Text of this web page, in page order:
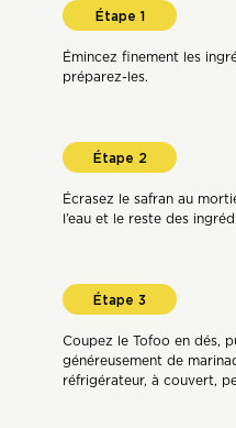
Émincez finement les
préparez-les.
Écrasez le safran au
l’eau et le reste des
Coupez le Tofoo en dés,
généreusement de
réfrigérateur, à couvert,